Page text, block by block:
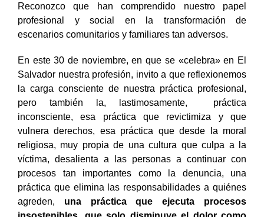
Reconozco que han comprendido nuestro papel
profesional y social en la transformación de
escenarios comunitarios y familiares tan adversos.
En este 30 de noviembre, en que se «celebra» en El
Salvador nuestra profesión, invito a que reflexionemos
la carga consciente de nuestra práctica profesional,
pero también la, lastimosamente, práctica
inconsciente, esa práctica que revictimiza y que
vulnera derechos, esa práctica que desde la moral
religiosa, muy propia de una cultura que culpa a la
víctima, desalienta a las personas a continuar con
procesos tan importantes como la denuncia, una
práctica que elimina las responsabilidades a quiénes
agreden, una práctica que ejecuta procesos